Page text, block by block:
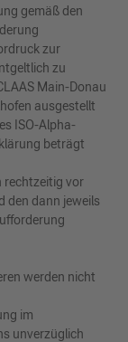
gemäß den
zur
zu
Main-Donau
ausgestellt
ISO-Alpha-
beträgt
rechtzeitig vor
den dann jeweils
werden nicht
im
unverzüglich